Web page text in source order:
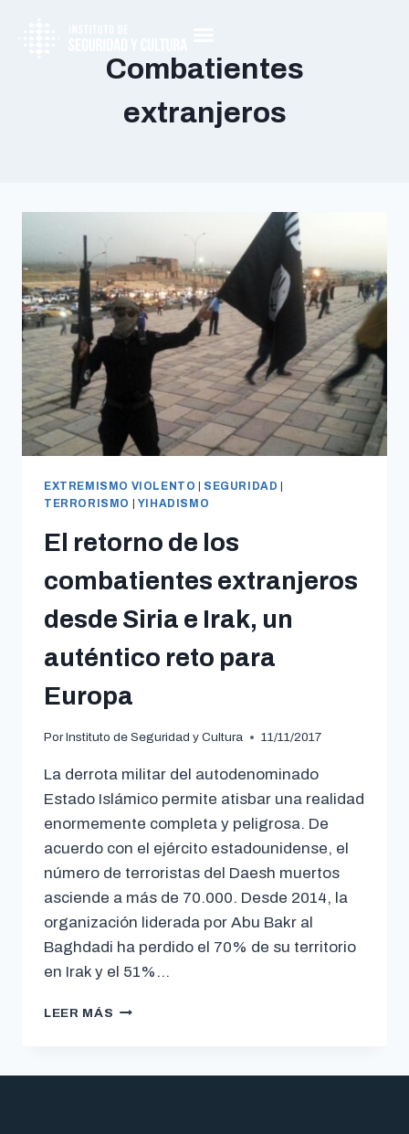
Combatientes
extranjeros
EXTREMISMO VIOLENTO SEGURIDAD
TERRORISMO
YIHADISMO
El retorno de los
combatientes extranjeros
desde Siria e Irak, un
auténtico reto para
Europa
Por Instituto de Seguridad y Cultura 11/11/2017
La derrota militar del autodenominado
Estado Islámico permite atisbar una realidad
enormemente completa y peligrosa. De
acuerdo con el ejército estadounidense, el
número de terroristas del Daesh muertos
asciende a más de 70.000. Desde 2014, la
organización liderada por Abu Bakr al
Baghdadi ha perdido el 70% de su territorio
en Irak y el 51%…
LEER MÁS